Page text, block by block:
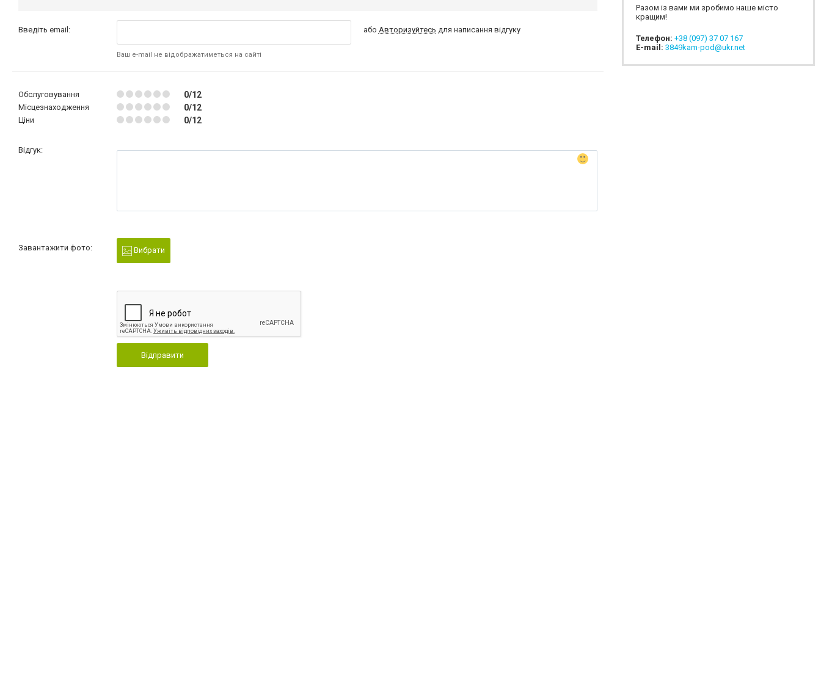
Введіть email:
Ваш e-mail не відображатиметься на сайті
або Авторизуйтесь для написання відгуку
Обслуговування 0/12
Місцезнаходження 0/12
Ціни 0/12
Відгук:
Завантажити фото: Вибрати
Відправити
Разом із вами ми зробимо наше місто
кращим!
Телефон: +38 (097) 37 07 167
E-mail: 3849kam-pod@ukr.net